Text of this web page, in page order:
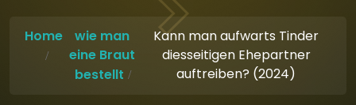
Home
wie man
eine Braut
bestellt
Kann man aufwarts Tinder
diesseitigen Ehepartner
auftreiben? (2024)